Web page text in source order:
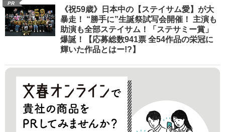
PR
《祝59歳》日本中の【ステイサム愛】が大
暴走！ “勝手に”生誕祭試写会開催！ 主演も
助演も全部ステイサム！「ステサミー賞」
爆誕！【応募総数941票 全54作品の栄冠に
輝いた作品とはー!?】